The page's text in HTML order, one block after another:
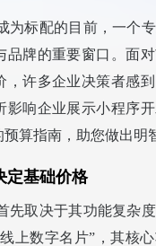
为标配的目前，一个
品牌的重要窗口。面
，许多企业决策者感
影响企业展示小程序
算指南，助您做出明
定基础价格
先取决于其功能复杂
上数字名片”，其核心